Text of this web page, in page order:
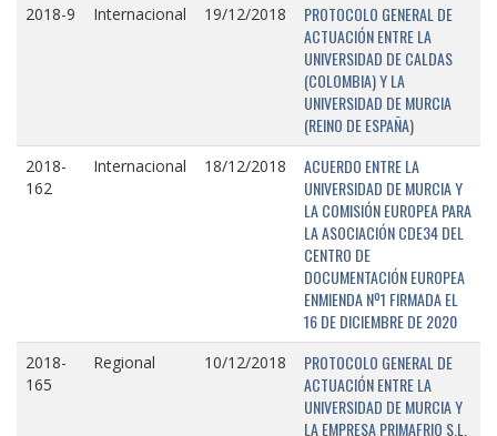
2018-9 Internacional 19/12/2018
PROTOCOLO GENERAL DE
ACTUACIÓN ENTRE LA
UNIVERSIDAD DE CALDAS
(COLOMBIA) Y LA
UNIVERSIDAD DE MURCIA
(REINO DE ESPAÑA)
2018-
162
Internacional 18/12/2018
ACUERDO ENTRE LA
UNIVERSIDAD DE MURCIA Y
LA COMISIÓN EUROPEA PARA
LA ASOCIACIÓN CDE34 DEL
CENTRO DE
DOCUMENTACIÓN EUROPEA
ENMIENDA Nº1 FIRMADA EL
16 DE DICIEMBRE DE 2020
2018-
165
Regional 10/12/2018
PROTOCOLO GENERAL DE
ACTUACIÓN ENTRE LA
UNIVERSIDAD DE MURCIA Y
LA EMPRESA PRIMAFRIO S.L.